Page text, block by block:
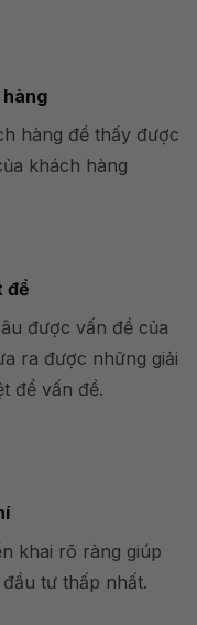
hàng để thấy được
khách hàng
để
được vấn đề của
ra được những giải
để vấn đề.
khai rõ ràng giúp
tư thấp nhất.